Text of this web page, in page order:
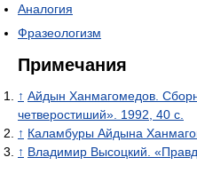
Аналогия
Фразеологизм
Примечания
↑ Айдын Ханмагомедов.
четверостиший». 1992, 40 с.
↑ Каламбуры Айдына
↑ Владимир Высоцкий.